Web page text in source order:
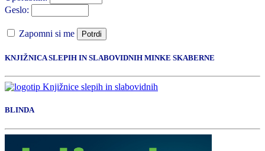
Geslo:
Zapomni si me Potrdi
KNJIŽNICA SLEPIH IN SLABOVIDNIH MINKE SKABERNE
BLINDA